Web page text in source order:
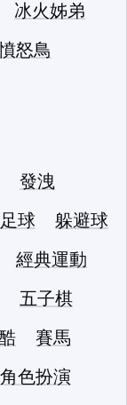
冰火姊弟
怒鳥
發洩
足球
躲避球
經典運動
五子棋
賽馬
角色扮演